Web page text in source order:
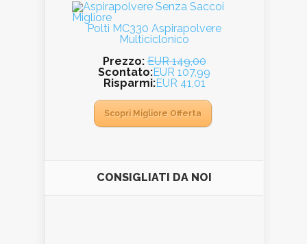
Polti MC330 Aspirapolvere
Multiciclonico
Prezzo:EUR 149,00
Scontato:EUR 107,99
Risparmi:EUR 41,01
Scopri Migliore Offerta
CONSIGLIATI DA NOI